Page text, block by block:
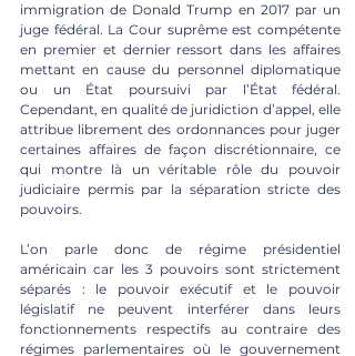
immigration de Donald Trump en 2017 par un
juge fédéral. La Cour suprême est compétente
en premier et dernier ressort dans les affaires
mettant en cause du personnel diplomatique
ou un État poursuivi par l’État fédéral.
Cependant, en qualité de juridiction d’appel, elle
attribue librement des ordonnances pour juger
certaines affaires de façon discrétionnaire, ce
qui montre là un véritable rôle du pouvoir
judiciaire permis par la séparation stricte des
pouvoirs.
L’on parle donc de régime présidentiel
américain car les 3 pouvoirs sont strictement
séparés : le pouvoir exécutif et le pouvoir
législatif ne peuvent interférer dans leurs
fonctionnements respectifs au contraire des
régimes parlementaires où le gouvernement